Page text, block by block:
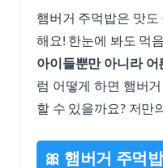
햄버거 주먹밥은 맛도
해요! 한눈에 봐도 먹
아이들뿐만 아니라 어
럼 어떻게 하면 햄버
할 수 있을까요? 저만
🎀 햄버거 주먹